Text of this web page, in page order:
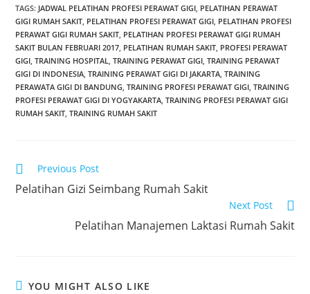
TAGS: JADWAL PELATIHAN PROFESI PERAWAT GIGI, PELATIHAN PERAWAT
GIGI RUMAH SAKIT, PELATIHAN PROFESI PERAWAT GIGI, PELATIHAN PROFESI
PERAWAT GIGI RUMAH SAKIT, PELATIHAN PROFESI PERAWAT GIGI RUMAH
SAKIT BULAN FEBRUARI 2017, PELATIHAN RUMAH SAKIT, PROFESI PERAWAT
GIGI, TRAINING HOSPITAL, TRAINING PERAWAT GIGI, TRAINING PERAWAT
GIGI DI INDONESIA, TRAINING PERAWAT GIGI DI JAKARTA, TRAINING
PERAWATA GIGI DI BANDUNG, TRAINING PROFESI PERAWAT GIGI, TRAINING
PROFESI PERAWAT GIGI DI YOGYAKARTA, TRAINING PROFESI PERAWAT GIGI
RUMAH SAKIT, TRAINING RUMAH SAKIT
Previous Post
Pelatihan Gizi Seimbang Rumah Sakit
Next Post
Pelatihan Manajemen Laktasi Rumah Sakit
YOU MIGHT ALSO LIKE